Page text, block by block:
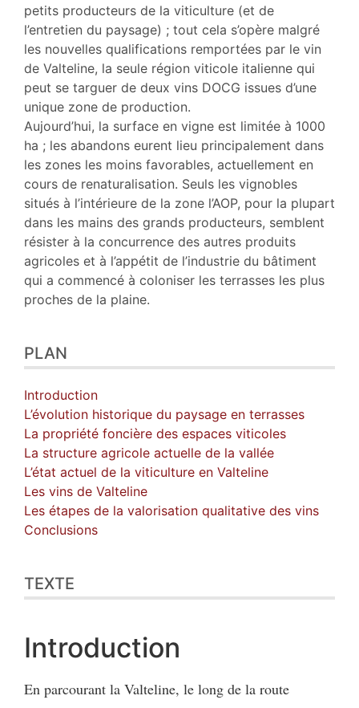
petits producteurs de la viticulture (et de
l’entretien du paysage) ; tout cela s’opère malgré
les nouvelles qualifications remportées par le vin
de Valteline, la seule région viticole italienne qui
peut se targuer de deux vins DOCG issues d’une
unique zone de production.
Aujourd’hui, la surface en vigne est limitée à 1000
ha ; les abandons eurent lieu principalement dans
les zones les moins favorables, actuellement en
cours de renaturalisation. Seuls les vignobles
situés à l’intérieure de la zone l’AOP, pour la plupart
dans les mains des grands producteurs, semblent
résister à la concurrence des autres produits
agricoles et à l’appétit de l’industrie du bâtiment
qui a commencé à coloniser les terrasses les plus
proches de la plaine.
PLAN
Introduction
L’évolution historique du paysage en terrasses
La propriété foncière des espaces viticoles
La structure agricole actuelle de la vallée
L’état actuel de la viticulture en Valteline
Les vins de Valteline
Les étapes de la valorisation qualitative des vins
Conclusions
TEXTE
Introduction
En parcourant la Valteline, le long de la route